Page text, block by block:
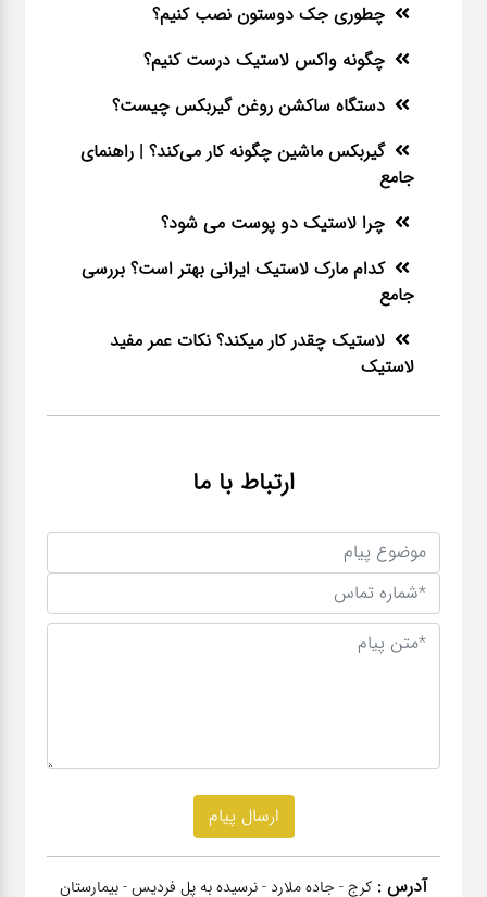
چطوری جک دوستون نصب کنیم؟
چگونه واکس لاستیک درست کنیم؟
دستگاه ساکشن روغن گیربکس چیست؟
گیربکس ماشین چگونه کار می‌کند؟ | راهنمای
جامع
چرا لاستیک دو پوست می شود؟
کدام مارک لاستیک ایرانی بهتر است؟ بررسی
جامع
لاستیک چقدر کار میکند؟ نکات عمر مفید
لاستیک
ارتباط با ما
آدرس : کرج - جاده ملارد - نرسیده به پل فردیس - بیمارستان